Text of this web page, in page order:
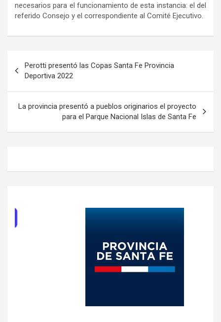
necesarios para el funcionamiento de esta instancia: el del
referido Consejo y el correspondiente al Comité Ejecutivo.
de
entradas
Perotti presentó las Copas Santa Fe Provincia
Deportiva 2022
La provincia presentó a pueblos originarios el proyecto
para el Parque Nacional Islas de Santa Fe